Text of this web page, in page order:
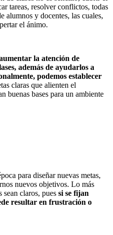
tareas, resolver conflictos, todas
alumnos y docentes, las cuales,
el ánimo.
la atención de
además de ayudarlos a
podemos establecer
claras que alienten el
buenas bases para un ambiente
para diseñar nuevas metas,
nuevos objetivos. Lo más
sean claros, pues si se fijan
resultar en frustración o